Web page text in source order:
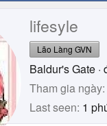
lifesyle
Lão Làng GVN
Baldur's Gate ·
Tham gia ngày
Last seen 1